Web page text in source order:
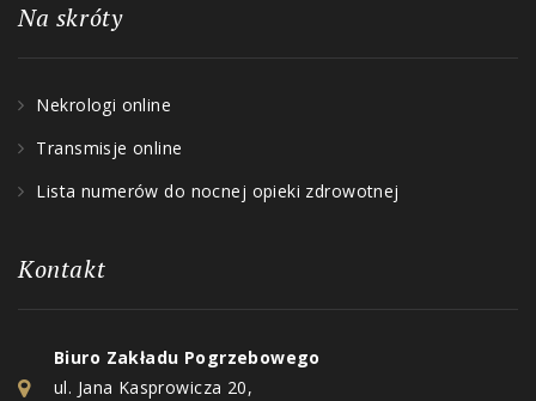
Na skróty
Nekrologi online
Transmisje online
Lista numerów do nocnej opieki zdrowotnej
Kontakt
Biuro Zakładu Pogrzebowego
ul. Jana Kasprowicza 20,